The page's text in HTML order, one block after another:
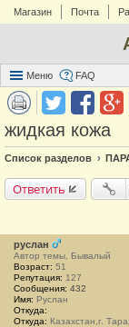
Магазин Почта
Меню FAQ
жидкая кожа
Список разделов
Ответить
руслан
Автор темы, Бывалый
Возраст: 51
Репутация: 127
Сообщения: 432
Имя: Руслан
Откуда:
Откуда: Казахстан,г.